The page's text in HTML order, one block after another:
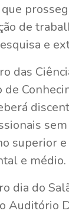
de
e
das
superior
e médio.
dia do
Auditório